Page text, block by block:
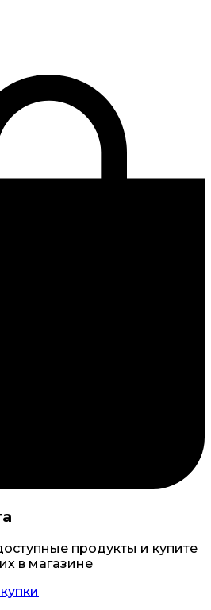
продукты и купите
в магазине